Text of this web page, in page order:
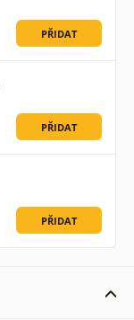
PŘIDAT
PŘIDAT
PŘIDAT